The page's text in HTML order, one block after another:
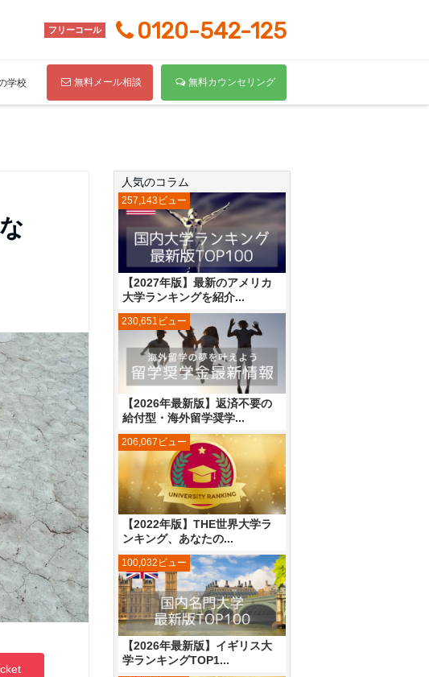
フリーコール 0120-542-125
学校 無料メール相談 無料カウンセリング
人気のコラム
【2027年版】最新のアメリカ
大学ランキングを紹介...
257,143ビュー
【2026年最新版】返済不要の
給付型・海外留学奨学...
230,651ビュー
【2022年版】THE世界大学ラ
ンキング、あなたの...
206,067ビュー
【2026年最新版】イギリス大
学ランキングTOP1...
100,032ビュー